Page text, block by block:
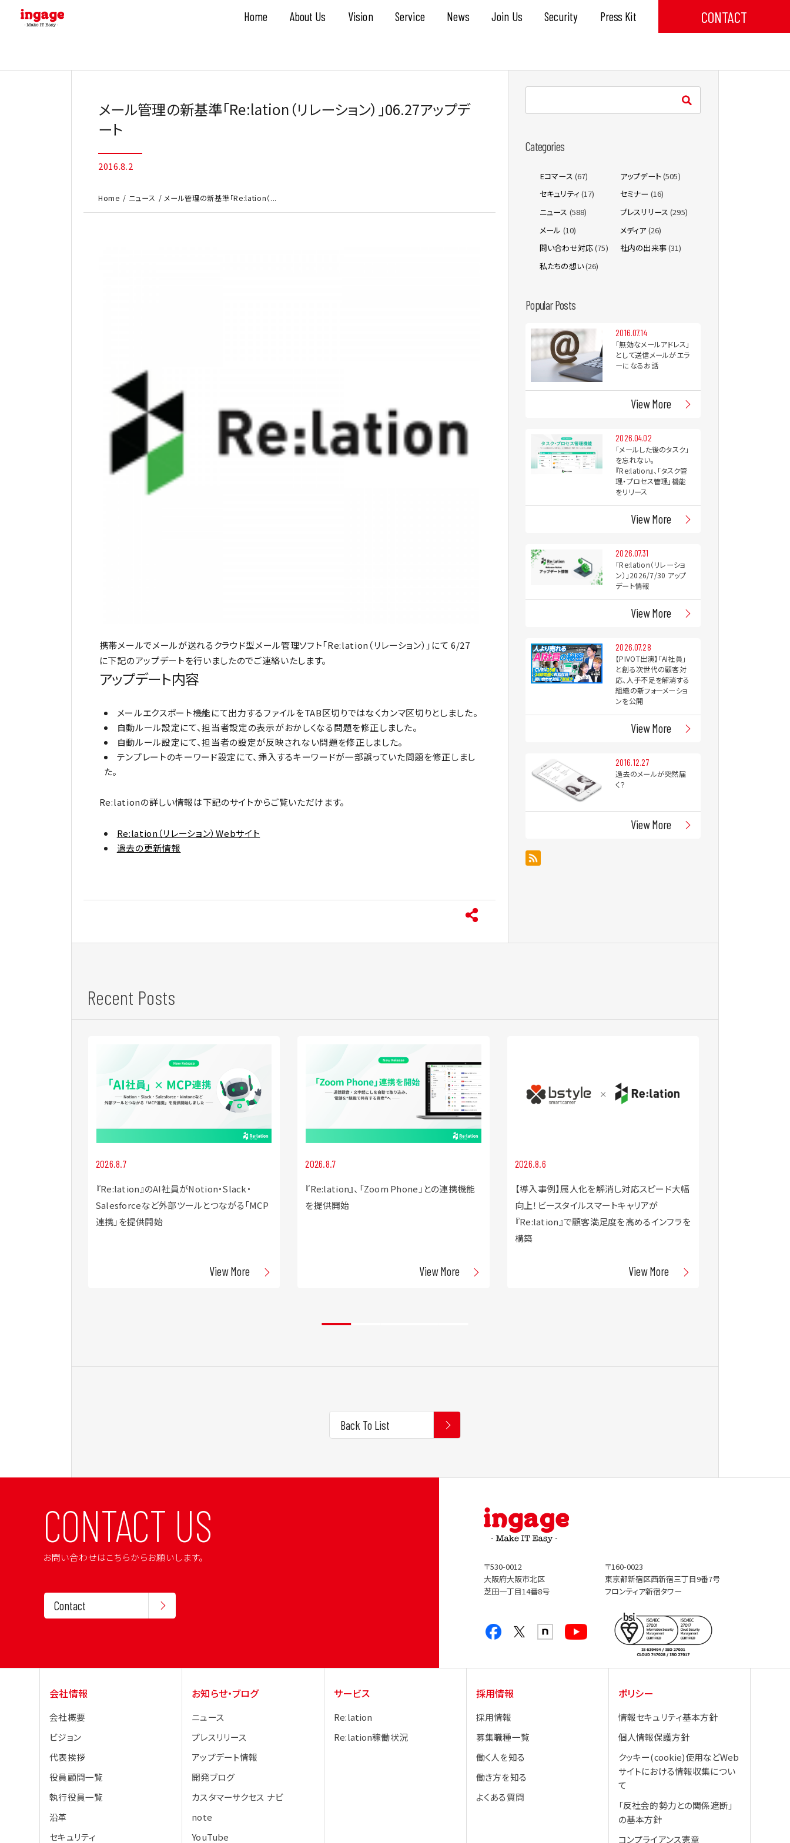
Home About Us Vision Service News Join Us Security Press Kit CONTACT
メール管理の新基準「Re:lation（リレーション）」06.27アップデ
ート
2016.8.2
Home ニュース メール管理の新基準「Re:lation（...
携帯メールでメールが送れるクラウド型メール管理ソフト「Re:lation（リレーション）」にて 6/27
に下記のアップデートを行いましたのでご連絡いたします。
アップデート内容
メールエクスポート機能にて出力するファイルをTAB区切りではなくカンマ区切りとしました。
自動ルール設定にて、担当者設定の表示がおかしくなる問題を修正しました。
自動ルール設定にて、担当者の設定が反映されない問題を修正しました。
テンプレートのキーワード設定にて、挿入するキーワードが一部誤っていた問題を修正しまし
た。
Re:lationの詳しい情報は下記のサイトからご覧いただけます。
Re:lation（リレーション）Webサイト
過去の更新情報
Categories
Eコマース (67) アップデート (505)
セキュリティ (17) セミナー (16)
ニュース (588) プレスリリース (295)
メール (10) メディア (26)
問い合わせ対応(75) 社内の出来事(31)
私たちの想い(26)
Popular Posts
2016.07.14
「無効なメールアドレス」
として送信メールがエラ
ーになるお話
View More
2026.04.02
「メールした後のタスク」
を忘れない。
『Re:lation』、「タスク管
理・プロセス管理」機能
をリリース
View More
2026.07.31
「Re:lation（リレーショ
ン）」2026/7/30 アップ
デート情報
View More
2026.07.28
【PIVOT出演】「AI社員」
と創る次世代の顧客対
応、人手不足を解消する
組織の新フォーメーショ
ンを公開
View More
2016.12.27
過去のメールが突然届
く？
View More
Recent Posts
2026.8.7
『Re:lation』のAI社員がNotion・Slack・
Salesforceなど外部ツールとつながる「MCP
連携」を提供開始
View More
2026.8.7
『Re:lation』、「Zoom Phone」との連携機能
を提供開始
View More
2026.8.6
【導入事例】属人化を解消し対応スピード大幅
向上！ビースタイルスマートキャリアが
『Re:lation』で顧客満足度を高めるインフラを
構築
View More
Back To List
CONTACT US
お問い合わせはこちらからお願いします。
Contact
〒530-0012
大阪府大阪市北区
芝田一丁目14番8号
〒160-0023
東京都新宿区西新宿三丁目9番7号
フロンティア新宿タワー
会社情報
会社概要
ビジョン
代表挨拶
役員顧問一覧
執行役員一覧
沿革
セキュリティ
お知らせ・ブログ
ニュース
プレスリリース
アップデート情報
開発ブログ
カスタマーサクセス ナビ
note
YouTube
サービス
Re:lation
Re:lation稼働状況
採用情報
採用情報
募集職種一覧
働く人を知る
働き方を知る
よくある質問
ポリシー
情報セキュリティ基本方針
個人情報保護方針
クッキー(cookie)使用などWeb
サイトにおける情報収集につい
て
「反社会的勢力との関係遮断」
の基本方針
コンプライアンス憲章